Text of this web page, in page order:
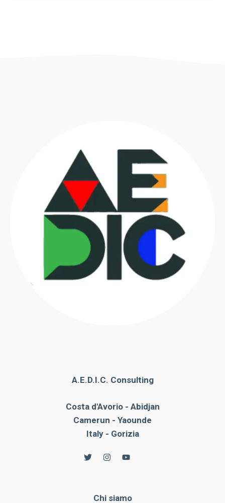
A.E.D.I.C. Consulting
Costa d'Avorio - Abidjan
Camerun - Yaounde
Italy - Gorizia
Chi siamo